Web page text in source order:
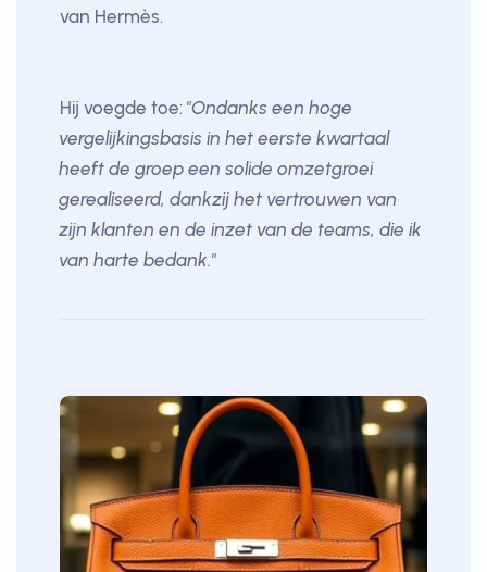
van Hermès.
Hij voegde toe: "Ondanks een hoge
vergelijkingsbasis in het eerste kwartaal
heeft de groep een solide omzetgroei
gerealiseerd, dankzij het vertrouwen van
zijn klanten en de inzet van de teams, die ik
van harte bedank."